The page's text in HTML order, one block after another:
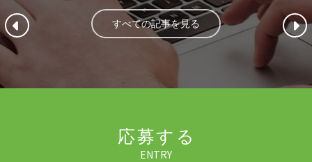
すべての記事を見る
応募する
ENTRY